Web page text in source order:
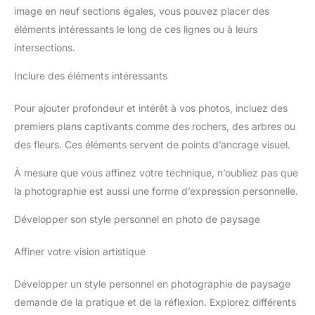
image en neuf sections égales, vous pouvez placer des
éléments intéressants le long de ces lignes ou à leurs
intersections.
Inclure des éléments intéressants
Pour ajouter profondeur et intérêt à vos photos, incluez des
premiers plans captivants comme des rochers, des arbres ou
des fleurs. Ces éléments servent de points d’ancrage visuel.
À mesure que vous affinez votre technique, n’oubliez pas que
la photographie est aussi une forme d’expression personnelle.
Développer son style personnel en photo de paysage
Affiner votre vision artistique
Développer un style personnel en photographie de paysage
demande de la pratique et de la réflexion. Explorez différents